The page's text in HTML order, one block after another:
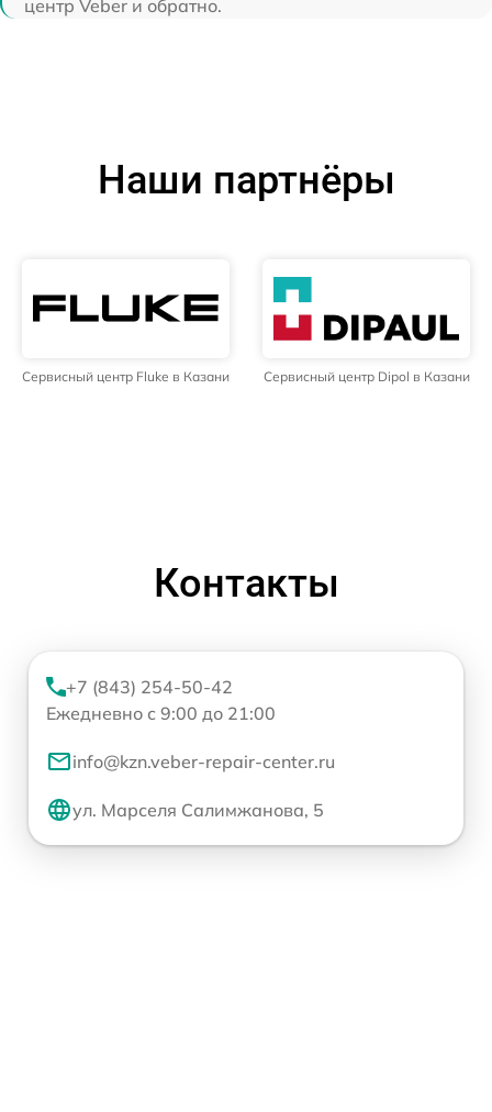
центр Veber и обратно.
Наши партнёры
Сервисный центр Fluke в Казани Сервисный центр Dipol в Казани
Контакты
+7 (843) 254-50-42
Ежедневно с 9:00 до 21:00
info@kzn.veber-repair-center.ru
ул. Марселя Салимжанова, 5